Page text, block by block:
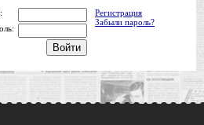
Регистрация
Забыли пароль?